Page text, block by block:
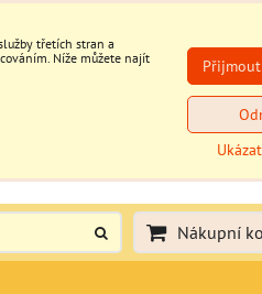
Nákupní
třetích stran a
Níže můžete najít